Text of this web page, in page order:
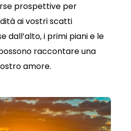
prospettive per
ai vostri scatti
dall’alto, i primi piani e le
raccontare una
amore.